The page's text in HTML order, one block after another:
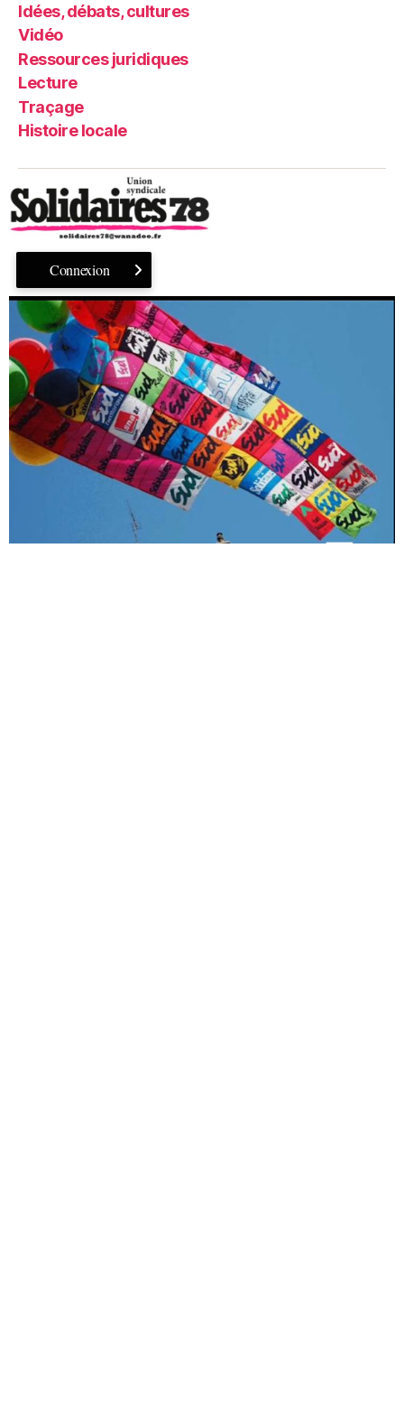
Idées, débats, cultures
Vidéo
Ressources juridiques
Lecture
Traçage
Histoire locale
Connexion